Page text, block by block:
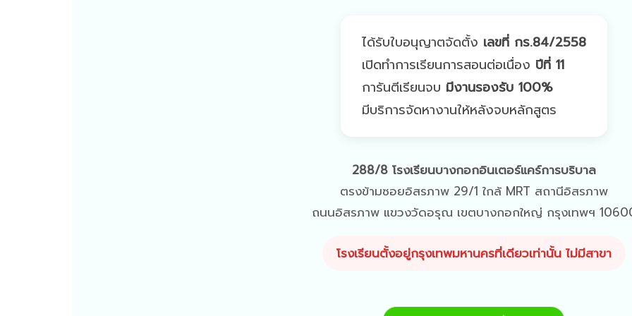
ได้รับใบอนุญาตจัดตั้ง เลขที่ กร.84/2558
เปิดทำการเรียนการสอนต่อเนื่อง ปีที่ 11
การันตีเรียนจบ มีงานรองรับ 100%
มีบริการจัดหางานให้หลังจบหลักสูตร
288/8 โรงเรียนบางกอกอินเตอร์แคร์การบริบาล
ตรงข้ามซอยอิสรภาพ 29/1 ใกล้ MRT สถานีอิสรภาพ
ถนนอิสรภาพ แขวงวัดอรุณ เขตบางกอกใหญ่ กรุงเทพฯ
โรงเรียนตั้งอยู่กรุงเทพมหานครที่เดียวเท่านั้น ไม่มีสาขา